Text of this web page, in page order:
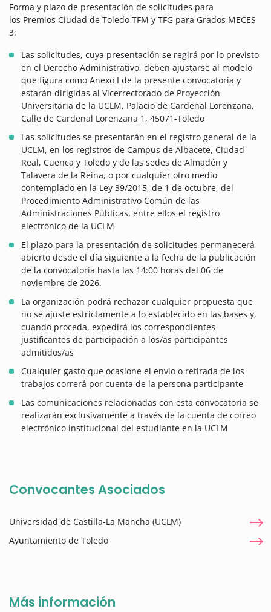
Forma y plazo de presentación de solicitudes para
los Premios Ciudad de Toledo TFM y TFG para Grados MECES
3:
Las solicitudes, cuya presentación se regirá por lo previsto
en el Derecho Administrativo, deben ajustarse al modelo
que figura como Anexo I de la presente convocatoria y
estarán dirigidas al Vicerrectorado de Proyección
Universitaria de la UCLM, Palacio de Cardenal Lorenzana,
Calle de Cardenal Lorenzana 1, 45071-Toledo
Las solicitudes se presentarán en el registro general de la
UCLM, en los registros de Campus de Albacete, Ciudad
Real, Cuenca y Toledo y de las sedes de Almadén y
Talavera de la Reina, o por cualquier otro medio
contemplado en la Ley 39/2015, de 1 de octubre, del
Procedimiento Administrativo Común de las
Administraciones Públicas, entre ellos el registro
electrónico de la UCLM
El plazo para la presentación de solicitudes permanecerá
abierto desde el día siguiente a la fecha de la publicación
de la convocatoria hasta las 14:00 horas del 06 de
noviembre de 2026.
La organización podrá rechazar cualquier propuesta que
no se ajuste estrictamente a lo establecido en las bases y,
cuando proceda, expedirá los correspondientes
justificantes de participación a los/as participantes
admitidos/as
Cualquier gasto que ocasione el envío o retirada de los
trabajos correrá por cuenta de la persona participante
Las comunicaciones relacionadas con esta convocatoria se
realizarán exclusivamente a través de la cuenta de correo
electrónico institucional del estudiante en la UCLM
Convocantes Asociados
Universidad de Castilla-La Mancha (UCLM)
Ayuntamiento de Toledo
Más información